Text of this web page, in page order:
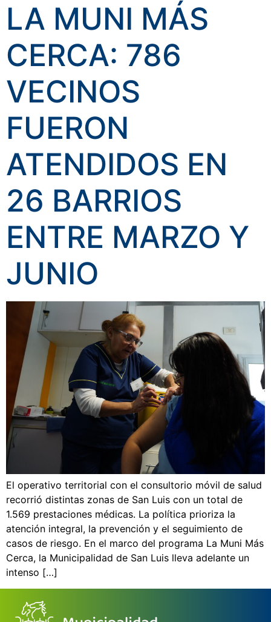
LA MUNI MÁS
CERCA: 786
VECINOS
FUERON
ATENDIDOS EN
26 BARRIOS
ENTRE MARZO Y
JUNIO
El operativo territorial con el consultorio móvil de salud
recorrió distintas zonas de San Luis con un total de
1.569 prestaciones médicas. La política prioriza la
atención integral, la prevención y el seguimiento de
casos de riesgo. En el marco del programa La Muni Más
Cerca, la Municipalidad de San Luis lleva adelante un
intenso […]